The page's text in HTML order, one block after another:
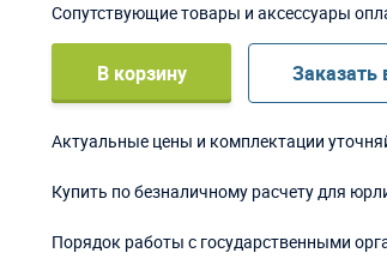
Сопутствующие товары и аксессуары
В корзину Заказать
Актуальные цены и комплектации
Купить по безналичному расчету для
Порядок работы с государственными